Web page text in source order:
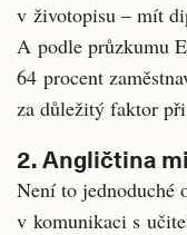
v životopisu – mít
A podle průzkumu
64 procent
za důležitý faktor
2. Angličtina
Není to jednoduché
v komunikaci s